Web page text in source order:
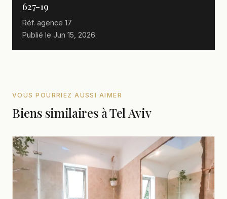
627-19
Réf. agence 17
Publié le Jun 15, 2026
VOUS POURRIEZ AUSSI AIMER
Biens similaires à Tel Aviv